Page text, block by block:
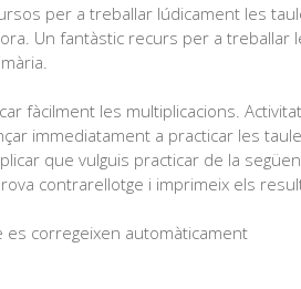
per a treballar lúdicament les
Un fantàstic recurs per a treballar
fàcilment les multiplicacions.
immediatament a practicar les
que vulguis practicar de la
contrarellotge i imprimeix els
es corregeixen automàticament